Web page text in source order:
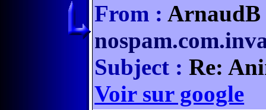
From : ArnaudB
Subject : Re:
Voir sur google